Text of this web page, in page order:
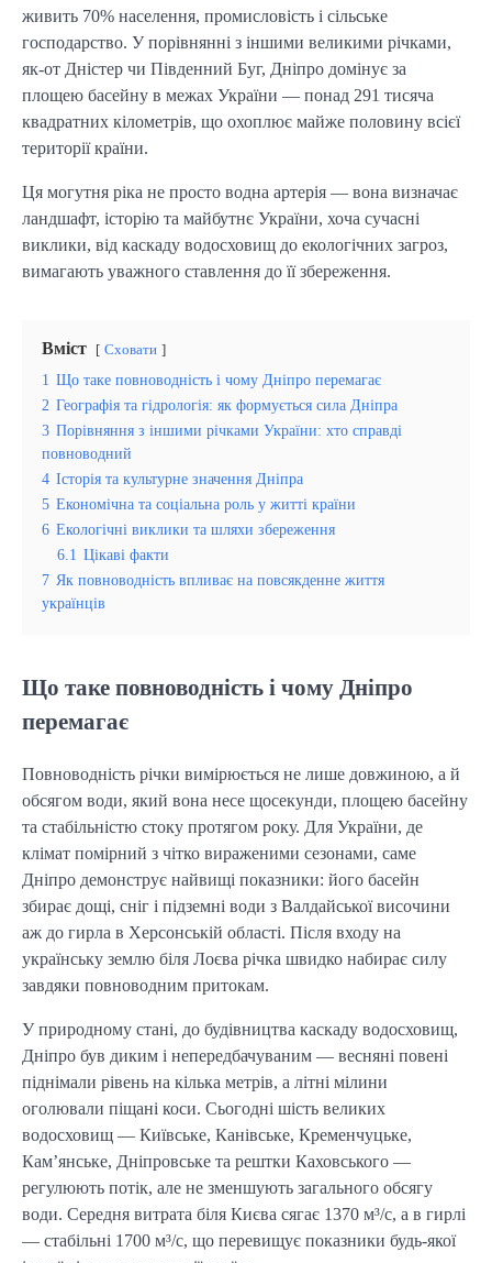
живить 70% населення, промисловість і сільське
господарство. У порівнянні з іншими великими річками,
як-от Дністер чи Південний Буг, Дніпро домінує за
площею басейну в межах України — понад 291 тисяча
квадратних кілометрів, що охоплює майже половину всієї
території країни.
Ця могутня ріка не просто водна артерія — вона визначає
ландшафт, історію та майбутнє України, хоча сучасні
виклики, від каскаду водосховищ до екологічних загроз,
вимагають уважного ставлення до її збереження.
Вміст Сховати
1 Що таке повноводність і чому Дніпро перемагає
2 Географія та гідрологія: як формується сила Дніпра
3 Порівняння з іншими річками України: хто справді
повноводний
4 Історія та культурне значення Дніпра
5 Економічна та соціальна роль у житті країни
6 Екологічні виклики та шляхи збереження
6.1 Цікаві факти
7 Як повноводність впливає на повсякденне життя
українців
Що таке повноводність і чому Дніпро
перемагає
Повноводність річки вимірюється не лише довжиною, а й
обсягом води, який вона несе щосекунди, площею басейну
та стабільністю стоку протягом року. Для України, де
клімат помірний з чітко вираженими сезонами, саме
Дніпро демонструє найвищі показники: його басейн
збирає дощі, сніг і підземні води з Валдайської височини
аж до гирла в Херсонській області. Після входу на
українську землю біля Лоєва річка швидко набирає силу
завдяки повноводним притокам.
У природному стані, до будівництва каскаду водосховищ,
Дніпро був диким і непередбачуваним — весняні повені
піднімали рівень на кілька метрів, а літні мілини
оголювали піщані коси. Сьогодні шість великих
водосховищ — Київське, Канівське, Кременчуцьке,
Кам’янське, Дніпровське та рештки Каховського —
регулюють потік, але не зменшують загального обсягу
води. Середня витрата біля Києва сягає 1370 м³/с, а в гирлі
— стабільні 1700 м³/с, що перевищує показники будь-якої